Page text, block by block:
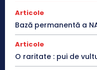
Articole
Bază permanentă a
Articole
O raritate : pui de